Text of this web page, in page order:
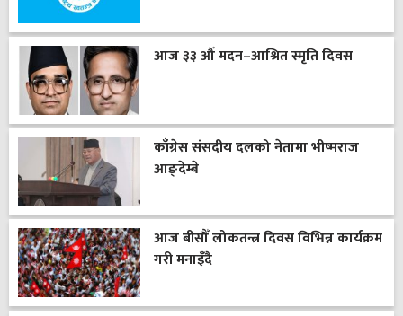
आज ३३ औँ मदन–आश्रित स्मृति दिवस
काँग्रेस संसदीय दलको नेतामा भीष्मराज
आङ्देम्बे
आज बीसौँ लोकतन्त्र दिवस विभिन्न कार्यक्रम
गरी मनाइँदै